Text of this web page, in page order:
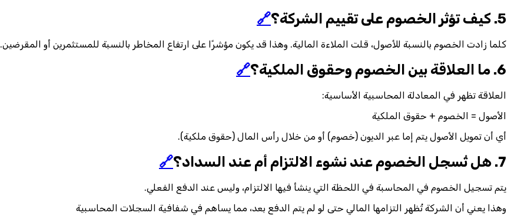
5. كيف تؤثر الخصوم على تقييم الشركة؟ 🔗
كلما زادت الخصوم بالنسبة للأصول، قلت الملاءة المالية. وهذا قد يكون مؤشرًا على ارتفاع المخاطر بالنسبة للمستثمرين أو المقرضين.
6. ما العلاقة بين الخصوم وحقوق الملكية؟ 🔗
العلاقة تظهر في المعادلة المحاسبية الأساسية:
الأصول = الخصوم + حقوق الملكية
أي أن تمويل الأصول يتم إما عبر الديون (خصوم) أو من خلال رأس المال (حقوق ملكية).
7. هل تُسجل الخصوم عند نشوء الالتزام أم عند السداد؟ 🔗
يتم تسجيل الخصوم في المحاسبة في اللحظة التي ينشأ فيها الالتزام، وليس عند الدفع الفعلي.
وهذا يعني أن الشركة تُظهر التزامها المالي حتى لو لم يتم الدفع بعد، مما يساهم في شفافية السجلات المحاسبية